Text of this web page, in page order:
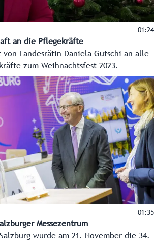
01:24
an die Pflegekräfte
von Landesrätin Daniela Gutschi an alle
zum Weihnachtsfest 2023.
01:35
Messezentrum
wurde am 21. November die 34.